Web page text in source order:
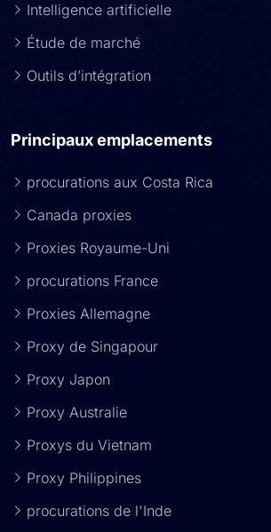
Intelligence artificielle
Étude de marché
Outils d’intégration
Principaux emplacements
procurations aux Costa Rica
Canada proxies
Proxies Royaume-Uni
procurations France
Proxies Allemagne
Proxy de Singapour
Proxy Japon
Proxy Australie
Proxys du Vietnam
Proxy Philippines
procurations de l'Inde